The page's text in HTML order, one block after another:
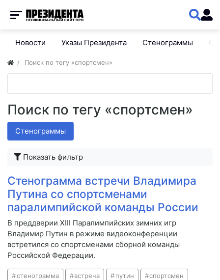
Новости Указы Президента Стенограммы
Поиск по тегу «спортсмен»
Поиск по тегу «спортсмен»
Стенограммы
Показать фильтр
Стенограмма встречи Владимира
Путина со спортсменами
паралимпийской команды России
В преддверии XIII Паралимпийских зимних игр
Владимир Путин в режиме видеоконференции
встретился со спортсменами сборной команды
Российской Федерации.
стенограмма встреча путин спортсмен